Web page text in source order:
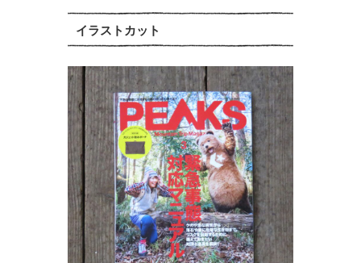
イラストカット